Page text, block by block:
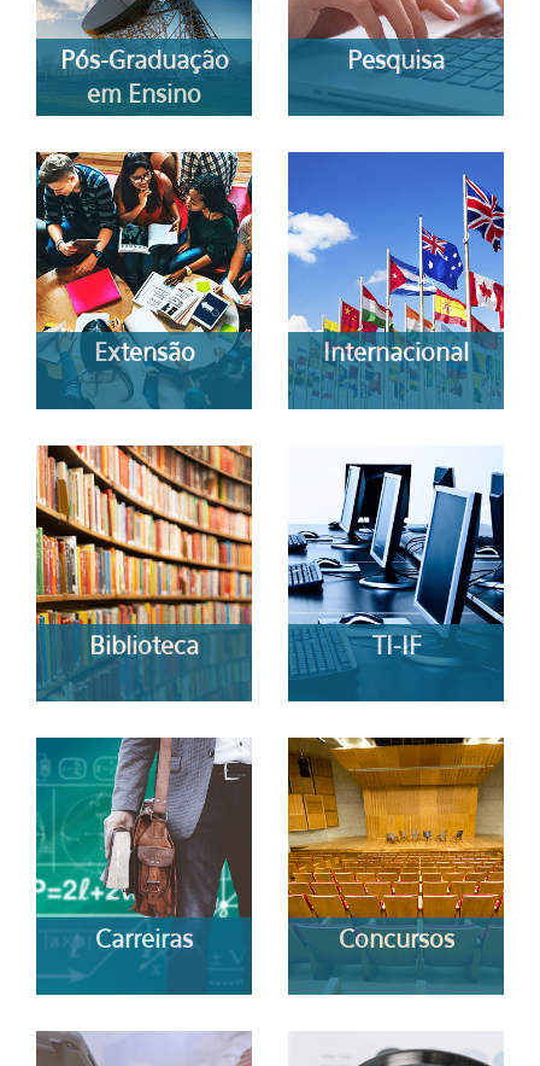
Pós-Graduação
em Ensino
Pesquisa
Extensão Internacional
Biblioteca TI-IF
Carreiras Concursos